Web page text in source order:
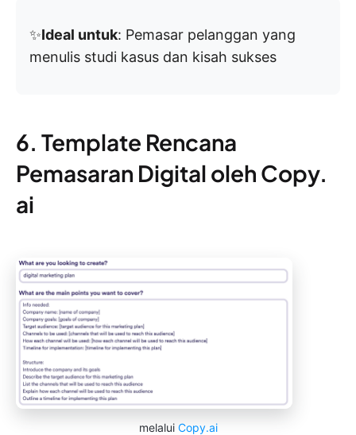
✨Ideal untuk: Pemasar pelanggan yang
menulis studi kasus dan kisah sukses
6. Template Rencana
Pemasaran Digital oleh Copy.
ai
melalui Copy.ai